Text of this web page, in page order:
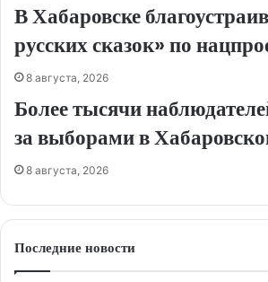
В Хабаровске
русских сказок» по
8 августа, 2026
Более тысячи
за выборами в
8 августа, 2026
Последние новости